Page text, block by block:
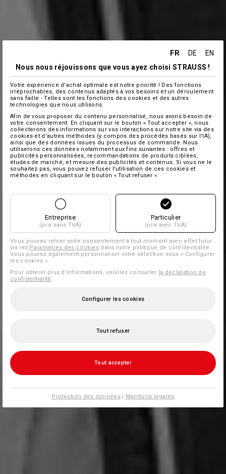
FR DE
EN
Nous nous réjouissons que vous ayez choisi STRAUSS !
Votre expérience d'achat optimale est notre priorité ! Des fonctions
irréprochables, des contenus adaptés à vos besoins et un déroulement
sans faille - Telles sont les fonctions des cookies et des autres
technologies que nous utilisons.
Afin de vous proposer du contenu personnalisé, nous avons besoin de
votre consentement. En cliquant sur le bouton « Tout accepter », nous
collecterons des informations sur vos interactions sur notre site via des
cookies et d'autres méthodes (y compris des procédés basés sur l'IA),
ainsi que des données issues du processus de commande. Nous
utiliserons ces données notamment aux fins suivantes : offres et
publicités personnalisées, recommandations de produits ciblées,
études de marché, et mesure des publicités et contenus. Si vous ne le
souhaitez pas, vous pouvez refuser l'utilisation de ces cookies et
méthodes en cliquant sur le bouton « Tout refuser ».
Entreprise
(prix sans TVA)
Particulier
(prix avec TVA)
Vous pouvez retirer votre consentement à tout moment avec effet futur
via les Paramètres des cookies dans notre politique de confidentialité.
Vous pouvez également personnaliser votre sélection sous « Configurer
les cookies ».
Pour obtenir plus d'informations, veuillez consulter la déclaration de
confidentialité .
Configurer les cookies
Tout refuser
Tout accepter
Protection des données| Mentions legales